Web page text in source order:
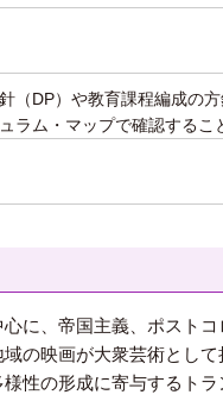
（DP）や教育課程編成の
ラム・マップで確認するこ
に、帝国主義、ポスト
の映画が大衆芸術として
性の形成に寄与するト